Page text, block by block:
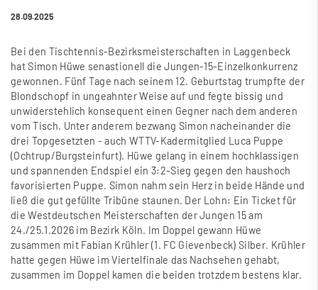
28.09.2025
Bei den Tischtennis-Bezirksmeisterschaften in Laggenbeck
hat Simon Hüwe senastionell die Jungen-15-Einzelkonkurrenz
gewonnen. Fünf Tage nach seinem 12. Geburtstag trumpfte der
Blondschopf in ungeahnter Weise auf und fegte bissig und
unwiderstehlich konsequent einen Gegner nach dem anderen
vom Tisch. Unter anderem bezwang Simon nacheinander die
drei Topgesetzten - auch WTTV-Kadermitglied Luca Puppe
(Ochtrup/Burgsteinfurt). Hüwe gelang in einem hochklassigen
und spannenden Endspiel ein 3:2-Sieg gegen den haushoch
favorisierten Puppe. Simon nahm sein Herz in beide Hände und
ließ die gut gefüllte Tribüne staunen. Der Lohn: Ein Ticket für
die Westdeutschen Meisterschaften der Jungen 15 am
24./25.1.2026 im Bezirk Köln. Im Doppel gewann Hüwe
zusammen mit Fabian Krühler (1. FC Gievenbeck) Silber. Krühler
hatte gegen Hüwe im Viertelfinale das Nachsehen gehabt,
zusammen im Doppel kamen die beiden trotzdem bestens klar.